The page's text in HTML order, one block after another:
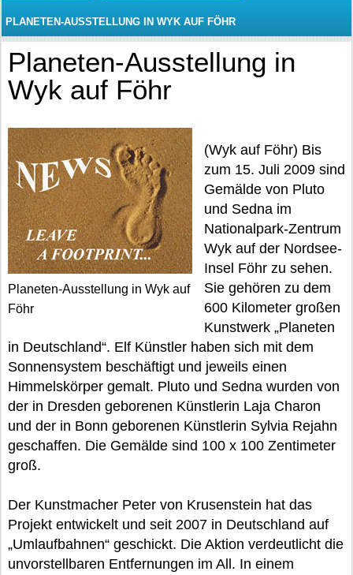
PLANETEN-AUSSTELLUNG IN WYK AUF FÖHR
Planeten-Ausstellung in
Wyk auf Föhr
Planeten-Ausstellung in Wyk auf
Föhr
(Wyk auf Föhr) Bis
zum 15. Juli 2009 sind
Gemälde von Pluto
und Sedna im
Nationalpark-Zentrum
Wyk auf der Nordsee-
Insel Föhr zu sehen.
Sie gehören zu dem
600 Kilometer großen
Kunstwerk „Planeten
in Deutschland“. Elf Künstler haben sich mit dem
Sonnensystem beschäftigt und jeweils einen
Himmelskörper gemalt. Pluto und Sedna wurden von
der in Dresden geborenen Künstlerin Laja Charon
und der in Bonn geborenen Künstlerin Sylvia Rejahn
geschaffen. Die Gemälde sind 100 x 100 Zentimeter
groß.
Der Kunstmacher Peter von Krusenstein hat das
Projekt entwickelt und seit 2007 in Deutschland auf
„Umlaufbahnen“ geschickt. Die Aktion verdeutlicht die
unvorstellbaren Entfernungen im All. In einem